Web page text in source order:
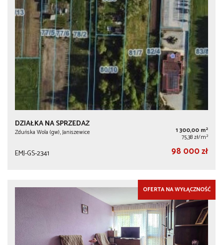
DZIAŁKA NA SPRZEDAŻ
Zduńska Wola (gw), Janiszewice 1 300,00 m2
75,38 zł/m2
EMJ-GS-2341 98 000 zł
OFERTA NA WYŁĄCZNOŚĆ